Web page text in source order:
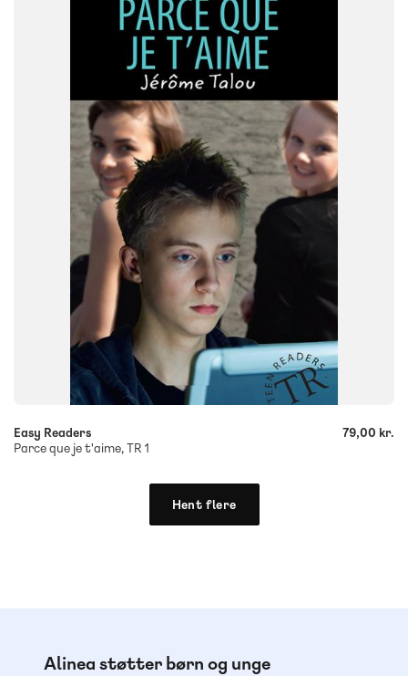
9788723512161
+
Easy Readers
Parce que je t'aime, TR 1
79,00 kr.
Hent flere
Alinea støtter børn og unge